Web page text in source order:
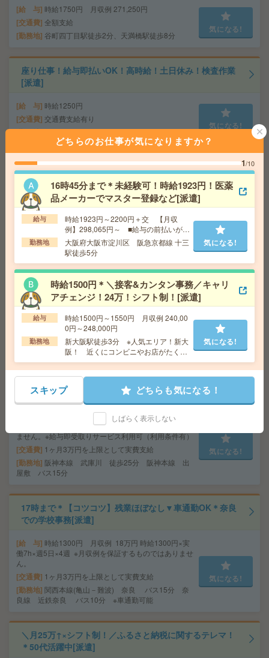
給 与 時給1750円 月収例 271,250円
交通費 全額支給
勤務地 谷町四丁目駅徒歩2分、天満橋駅徒歩8分
気になる!
座り仕事！給与即払いOK！高時給！土日休み！検査作業
[派遣]
給 与 時給1250円
交通費 交通費支給有り
勤務地 三国駅～徒歩10分
気になる!
週4日在宅＊時給1680円！40名募集！ホットペッパービ
ューティーの校正・制作[派遣]
給 与
時給1680円 月収例 26万円 時給1680円×実
働8h×週5日×4週 ※月収例を保証するものではありませ
ん。※給与即受取りサービス利用可（利用条件有）
交通費 1ヶ月3万円を上限として実費支給
勤務地 御堂筋線 梅田(地下鉄) 徒歩3分
気になる!
めっちゃ大手！グループ企業でハラタク！ユニバ好きさ
ん必見！カンタン事務[派遣]
給 与 時給1600円 月収例 240,000円+残業代
全額支給
勤務地 ユニバーサルシティ駅徒歩3分
気になる!
17時まで＊【コツコツ】残業ほぼなし▼武庫川で一般事
務[派遣]
時給1700円 月収例 20万円 時給1700円×実
働7h30m×週4日×4週 ※月収例を保証するものではあり
ません。※給与即受取りサービス利用可（利用条件有）
交通費 1ヶ月3万円を上限として実費支給
勤務地 阪神本線 武庫川 徒歩25分 阪神本線 出
屋敷 バス15分
気になる!
17時まで＊【コツコツ】残業ほぼなし▼車通勤OK＊奈良
での学校事務[派遣]
給 与 時給1300円 月収例 18万円 時給1300円×実
働7h×週5日×4週 ※月収例を保証するものではありませ
ん。
交通費 1ヶ月3万円を上限として実費支給
勤務地 関西本線(亀山－難波) 奈良 バス15分 奈
良線 近鉄奈良 バス10分 ※車通勤可能
気になる!
＼月25万↑×シフト制！／ふるさと納税に関するテレマ！
＊50代活躍中[派遣]
どちらのお仕事が気になりますか？
1/10
16時45分まで＊未経験可！時給1923円！医薬
品メーカーでマスター登録など[派遣]
給与
時給1923円～2200円＋交 【月収
例】298,065円～ ■給与の前払いが可
能な速払いサービスあり
勤務地
大阪府大阪市淀川区 阪急京都線 十三
駅徒歩5分
気になる!
時給1500円＊＼接客&カンタン事務／キャリ
アチェンジ！24万！シフト制！[派遣]
給与
時給1500円～1550円 月収例 240,00
0円～248,000円
勤務地
新大阪駅徒歩3分 ※人気エリア！新大
阪！ 近くにコンビニやお店がたくさ
ん！
気になる!
スキップ どちらも気になる！
しばらく表示しない